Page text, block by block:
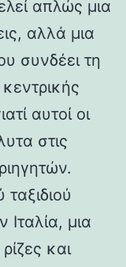
απλώς μια
αλλά μια
συνδέει τη
αυτοί οι
στις
μια
και